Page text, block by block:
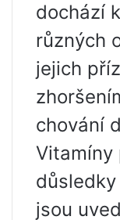
dochází
různých
jejich
chování
Vitamíny
jsou